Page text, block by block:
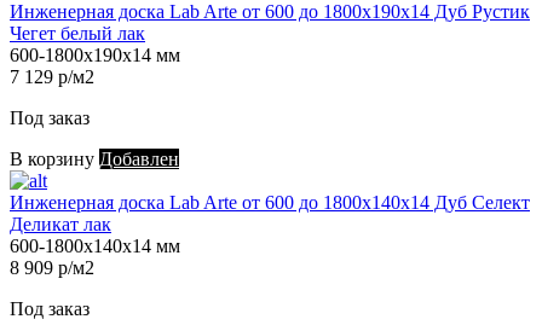
Инженерная доска Lab Arte от 600 до 1800х190х14 Дуб Рустик
Чегет белый лак
600-1800х190х14 мм
7 129 р/м2
Под заказ
В корзину Добавлен
Инженерная доска Lab Arte от 600 до 1800х140х14 Дуб Селект
Деликат лак
600-1800х140х14 мм
8 909 р/м2
Под заказ